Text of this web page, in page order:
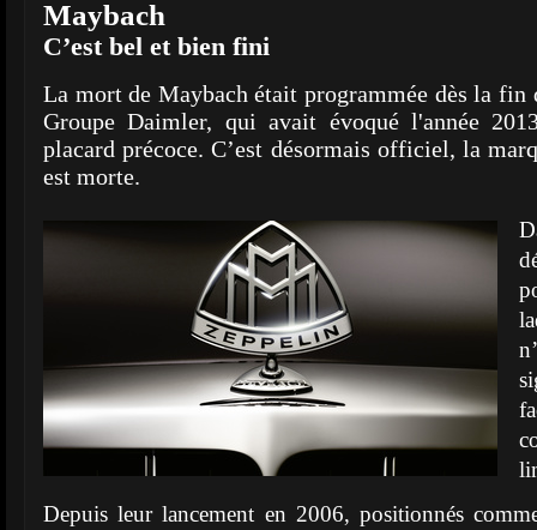
Maybach
C’est bel et bien fini
La mort de Maybach était programmée dès la fin
Groupe Daimler, qui avait évoqué l'année
placard précoce. C’est désormais officiel, la
est morte.
Depuis leur lancement en 2006, positionnés